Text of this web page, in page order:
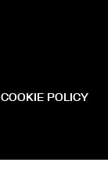
COOKIE POLICY